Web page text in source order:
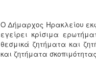
Ο Δήμαρχος Ηρακλείου
εγείρει κρίσιμα
θεσμικά ζητήματα και
και ζητήματα